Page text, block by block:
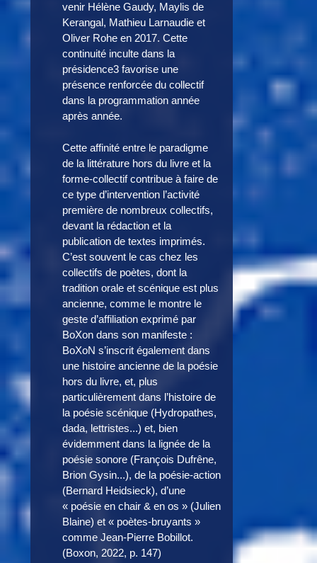
venir Hélène Gaudy, Maylis de
Kerangal, Mathieu Larnaudie et
Oliver Rohe en 2017. Cette
continuité inculte dans la
présidence3 favorise une
présence renforcée du collectif
dans la programmation année
après année.
Cette affinité entre le paradigme
de la littérature hors du livre et la
forme-collectif contribue à faire de
ce type d’intervention l’activité
première de nombreux collectifs,
devant la rédaction et la
publication de textes imprimés.
C’est souvent le cas chez les
collectifs de poètes, dont la
tradition orale et scénique est plus
ancienne, comme le montre le
geste d’affiliation exprimé par
BoXon dans son manifeste :
BoXoN s’inscrit également dans
une histoire ancienne de la poésie
hors du livre, et, plus
particulièrement dans l’histoire de
la poésie scénique (Hydropathes,
dada, lettristes...) et, bien
évidemment dans la lignée de la
poésie sonore (François Dufrêne,
Brion Gysin...), de la poésie-action
(Bernard Heidsieck), d’une
« poésie en chair & en os » (Julien
Blaine) et « poètes-bruyants »
comme Jean-Pierre Bobillot.
(Boxon, 2022, p. 147)